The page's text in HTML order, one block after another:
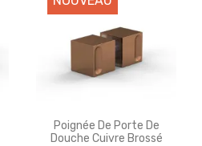
Poignée De Porte De
Douche Cuivre Brossé